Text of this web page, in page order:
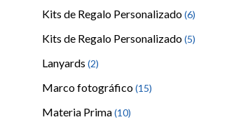
Kits de Regalo Personalizado(6)
Kits de Regalo Personalizado(5)
Lanyards (2)
Marco fotográfico(15)
Materia Prima(10)